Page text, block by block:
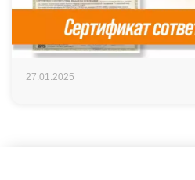
27.01.2025